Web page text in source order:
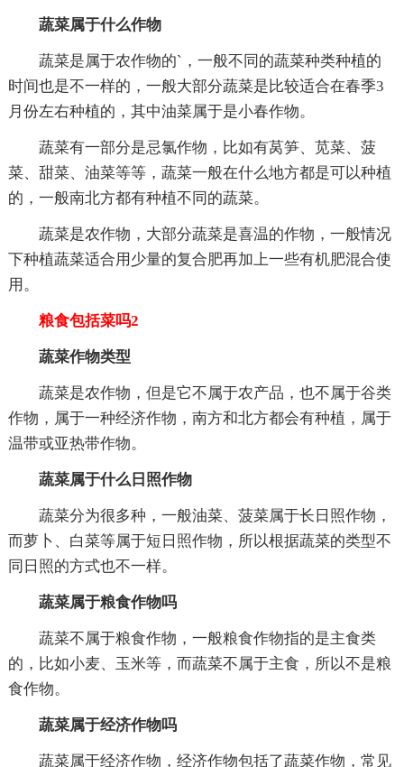
蔬菜属于什么作物
蔬菜是属于农作物的`，一般不同的蔬菜种类种植的
时间也是不一样的，一般大部分蔬菜是比较适合在春季3
月份左右种植的，其中油菜属于是小春作物。
蔬菜有一部分是忌氯作物，比如有莴笋、苋菜、菠
菜、甜菜、油菜等等，蔬菜一般在什么地方都是可以种植
的，一般南北方都有种植不同的蔬菜。
蔬菜是农作物，大部分蔬菜是喜温的作物，一般情况
下种植蔬菜适合用少量的复合肥再加上一些有机肥混合使
用。
粮食包括菜吗2
蔬菜作物类型
蔬菜是农作物，但是它不属于农产品，也不属于谷类
作物，属于一种经济作物，南方和北方都会有种植，属于
温带或亚热带作物。
蔬菜属于什么日照作物
蔬菜分为很多种，一般油菜、菠菜属于长日照作物，
而萝卜、白菜等属于短日照作物，所以根据蔬菜的类型不
同日照的方式也不一样。
蔬菜属于粮食作物吗
蔬菜不属于粮食作物，一般粮食作物指的是主食类
的，比如小麦、玉米等，而蔬菜不属于主食，所以不是粮
食作物。
蔬菜属于经济作物吗
蔬菜属于经济作物，经济作物包括了蔬菜作物，常见